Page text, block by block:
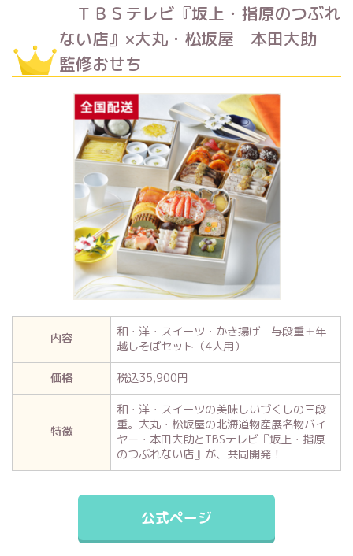
ＴＢＳテレビ『坂上・指原のつぶれ
ない店』×大丸・松坂屋 本田大助
監修おせち
内容
和・洋・スイーツ・かき揚げ 与段重＋年
越しそばセット（4人用）
価格
税込35,900円
特徴
和・洋・スイーツの美味しいづくしの三段
重。大丸・松坂屋の北海道物産展名物バイ
ヤー・本田大助とTBSテレビ『坂上・指原
のつぶれない店』が、共同開発！
公式ページ